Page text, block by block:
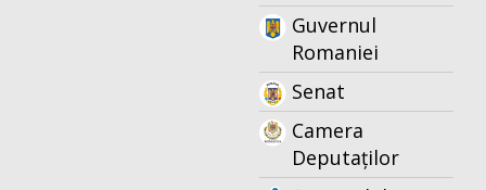
Guvernul
Romaniei
Senat
Camera
Deputaților